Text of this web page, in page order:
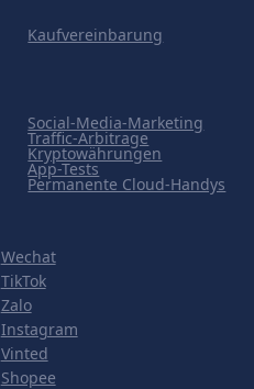
Kaufvereinbarung
Social-Media-Marketing
Traffic-Arbitrage
Kryptowährungen
App-Tests
Permanente Cloud-Handys
Wechat
TikTok
Zalo
Instagram
Vinted
Shopee